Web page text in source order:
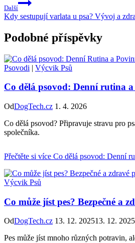
Další
Kdy sestupují varlata u psa? Vývoj a
Podobné příspěvky
Psovodi | Výcvik Psů
Co dělá psovod: Denní rutina
OdDogTech.cz 1. 4. 2026
Co dělá psovod? Připravuje stravu pro
společníka.
Přečtěte si více Co dělá psovod: Denní
Výcvik Psů
Co může jíst pes? Bezpečné a
OdDogTech.cz 13. 12. 202513. 12. 2025
Pes může jíst mnoho různých potravin,